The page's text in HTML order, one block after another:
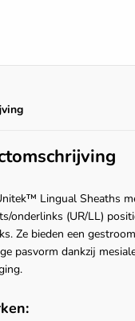
Lingual Sheaths
onderlinks (UR/LL)
Ze bieden een
pasvorm dankzij